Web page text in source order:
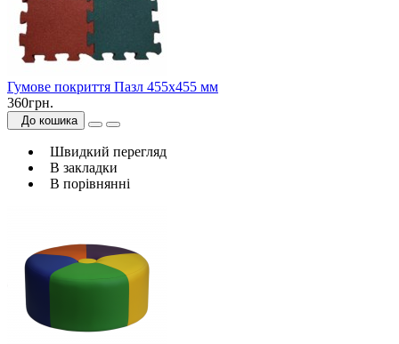
Гумове покриття Пазл 455х455 мм
360грн.
До кошика
Швидкий перегляд
В закладки
В порівнянні